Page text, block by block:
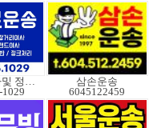
대,소형 이사및 정크처
삼손운송
6045122459